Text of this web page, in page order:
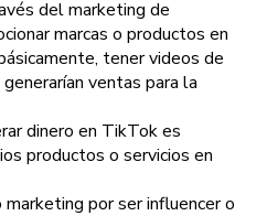
del marketing de
marcas o productos en
tener videos de
ventas para la
dinero en TikTok es
productos o servicios en
por ser influencer o